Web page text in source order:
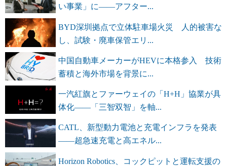
い事業」に――アフター...
BYD深圳拠点で立体駐車場火災 人的被害な
し、試験・廃車保管エリ...
中国自動車メーカーがHEVに本格参入 技術
蓄積と海外市場を背景に...
一汽紅旗とファーウェイの「H+H」協業が具
体化――「三智双智」を軸...
CATL、新型動力電池と充電インフラを発表
――超急速充電と高エネル...
Horizon Robotics、コックピットと運転支援の